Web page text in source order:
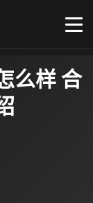
么样 合